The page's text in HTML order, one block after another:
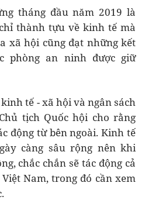
tháng đầu năm 2019 là
thành tựu về kinh tế mà
xã hội cũng đạt những kết
phòng an ninh được giữ
tế - xã hội và ngân sách
tịch Quốc hội cho rằng
động từ bên ngoài. Kinh tế
càng sâu rộng nên khi
chắc chắn sẽ tác động cả
Nam, trong đó cần xem